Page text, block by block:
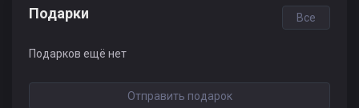
Подарки Все
Подарков ещё нет
Отправить подарок